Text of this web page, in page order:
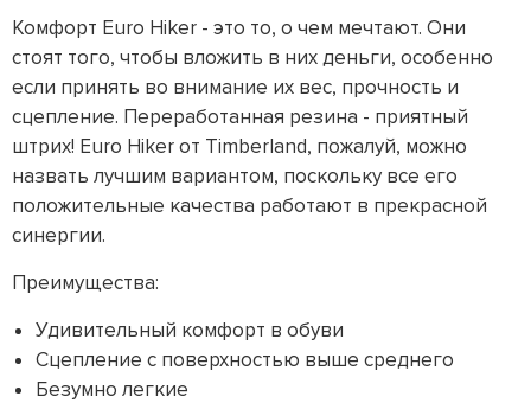
Комфорт Euro Hiker - это то, о чем мечтают. Они
стоят того, чтобы вложить в них деньги, особенно
если принять во внимание их вес, прочность и
сцепление. Переработанная резина - приятный
штрих! Euro Hiker от Timberland, пожалуй, можно
назвать лучшим вариантом, поскольку все его
положительные качества работают в прекрасной
синергии.
Преимущества:
Удивительный комфорт в обуви
Сцепление с поверхностью выше среднего
Безумно легкие